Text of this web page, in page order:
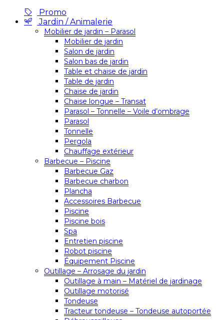
Promo
Jardin / Animalerie
Mobilier de jardin – Parasol
Mobilier de jardin
Salon de jardin
Salon bas de jardin
Table et chaise de jardin
Table de jardin
Chaise de jardin
Chaise longue – Transat
Parasol – Tonnelle – Voile d’ombrage
Parasol
Tonnelle
Pergola
Chauffage extérieur
Barbecue – Piscine
Barbecue Gaz
Barbecue charbon
Plancha
Accessoires Barbecue
Piscine
Piscine bois
Spa
Entretien piscine
Robot piscine
Équipement Piscine
Outillage – Arrosage du jardin
Outillage à main – Matériel de jardinage
Outillage motorisé
Tondeuse
Tracteur tondeuse – Tondeuse autoportée